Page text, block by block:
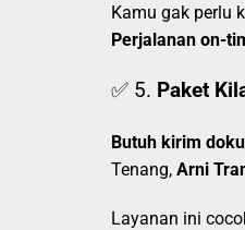
Kamu gak perlu
Perjalanan on-
✅ 5. Paket
Butuh kirim
Tenang, Arni
Layanan ini